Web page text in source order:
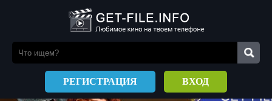
РЕГИСТРАЦИЯ ВХОД